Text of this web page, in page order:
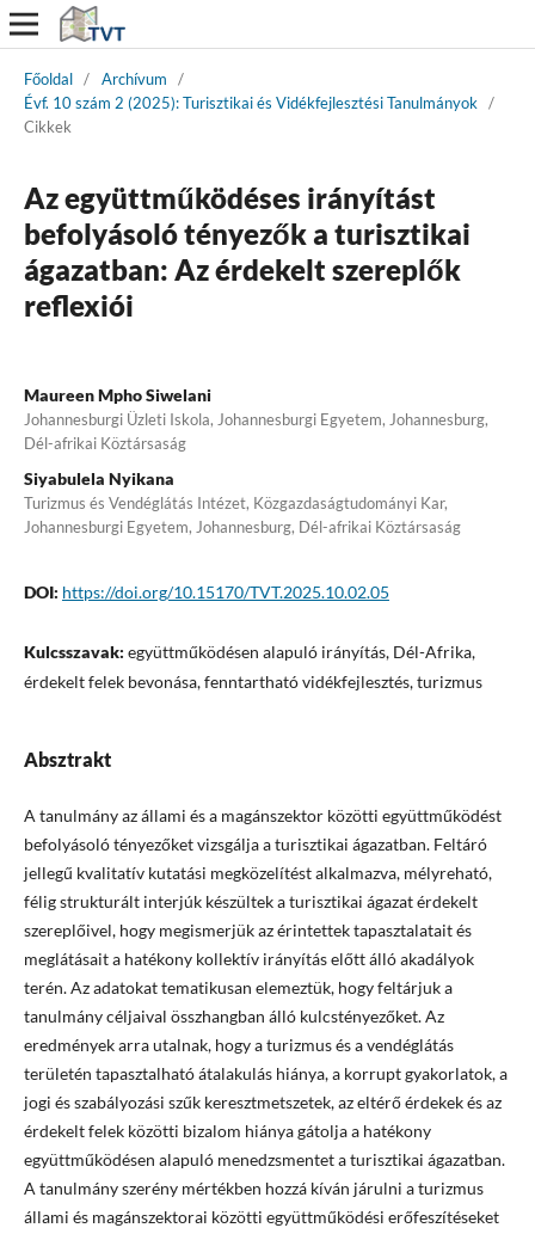
Főoldal / Archívum
/
Évf. 10 szám 2 (2025): Turisztikai és Vidékfejlesztési Tanulmányok /
Cikkek
Az együttműködéses irányítást
befolyásoló tényezők a turisztikai
ágazatban: Az érdekelt szereplők
reflexiói
Maureen Mpho Siwelani
Johannesburgi Üzleti Iskola, Johannesburgi Egyetem, Johannesburg,
Dél-afrikai Köztársaság
Siyabulela Nyikana
Turizmus és Vendéglátás Intézet, Közgazdaságtudományi Kar,
Johannesburgi Egyetem, Johannesburg, Dél-afrikai Köztársaság
DOI: https://doi.org/10.15170/TVT.2025.10.02.05
Kulcsszavak: együttműködésen alapuló irányítás, Dél-Afrika,
érdekelt felek bevonása, fenntartható vidékfejlesztés, turizmus
Absztrakt
A tanulmány az állami és a magánszektor közötti együttműködést
befolyásoló tényezőket vizsgálja a turisztikai ágazatban. Feltáró
jellegű kvalitatív kutatási megközelítést alkalmazva, mélyreható,
félig strukturált interjúk készültek a turisztikai ágazat érdekelt
szereplőivel, hogy megismerjük az érintettek tapasztalatait és
meglátásait a hatékony kollektív irányítás előtt álló akadályok
terén. Az adatokat tematikusan elemeztük, hogy feltárjuk a
tanulmány céljaival összhangban álló kulcstényezőket. Az
eredmények arra utalnak, hogy a turizmus és a vendéglátás
területén tapasztalható átalakulás hiánya, a korrupt gyakorlatok, a
jogi és szabályozási szűk keresztmetszetek, az eltérő érdekek és az
érdekelt felek közötti bizalom hiánya gátolja a hatékony
együttműködésen alapuló menedzsmentet a turisztikai ágazatban.
A tanulmány szerény mértékben hozzá kíván járulni a turizmus
állami és magánszektorai közötti együttműködési erőfeszítéseket